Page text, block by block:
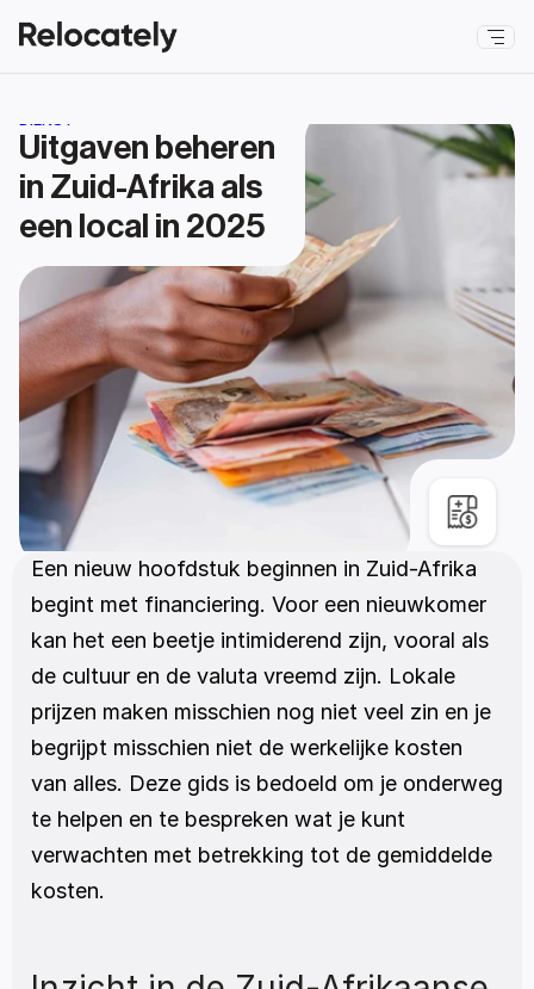
Uitgaven beheren
in Zuid-Afrika als
een local in 2025
Een nieuw hoofdstuk beginnen in Zuid-Afrika
begint met financiering. Voor een nieuwkomer
kan het een beetje intimiderend zijn, vooral als
de cultuur en de valuta vreemd zijn. Lokale
prijzen maken misschien nog niet veel zin en je
begrijpt misschien niet de werkelijke kosten
van alles. Deze gids is bedoeld om je onderweg
te helpen en te bespreken wat je kunt
verwachten met betrekking tot de gemiddelde
kosten.